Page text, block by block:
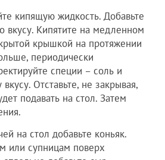
кипящую жидкость. Добавьте
вкусу. Кипятите на медленном
крышкой на протяжении
периодически
специи – соль и
Отставьте, не закрывая,
подавать на стол. Затем
на стол добавьте коньяк.
или супницам поверх